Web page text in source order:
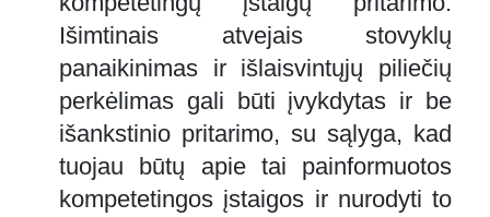
Išimtinais atvejais stovyklų
panaikinimas ir išlaisvintųjų piliečių
perkėlimas gali būti įvykdytas ir be
išankstinio pritarimo, su sąlyga, kad
tuojau būtų apie tai painformuotos
kompetetingos įstaigos ir nurodyti to